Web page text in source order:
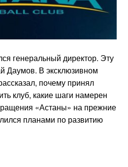
генеральный директор. Эту
Даумов. В эксклюзивном
почему принял
клуб, какие шаги намерен
«Астаны» на прежние
планами по развитию